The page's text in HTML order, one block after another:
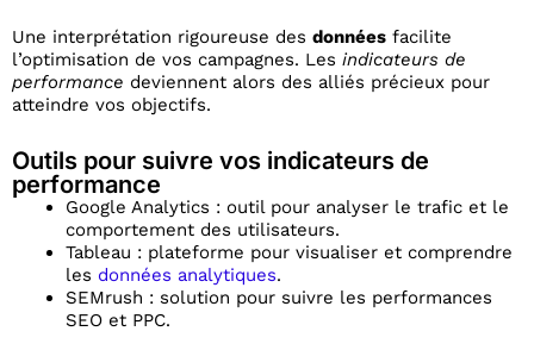
Une interprétation rigoureuse des données facilite
l’optimisation de vos campagnes. Les indicateurs de
performance deviennent alors des alliés précieux pour
atteindre vos objectifs.
Outils pour suivre vos indicateurs de
performance
Google Analytics : outil pour analyser le trafic et le
comportement des utilisateurs.
Tableau : plateforme pour visualiser et comprendre
les données analytiques.
SEMrush : solution pour suivre les performances
SEO et PPC.